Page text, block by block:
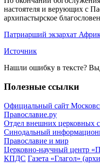
настоятеля и верующих с
архипастырское
Патриарший экзархат
Источник
Нашли ошибку в тексте?
Полезные ссылки
Официальный сайт
Православие.ру
Отдел внешних церковных
Синодальный
Православие и мир
Церковно-научный центр
КПДС Газета «Глагол»